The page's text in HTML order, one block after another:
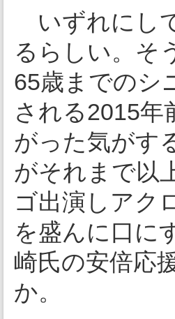
いずれにし
るらしい。そ
65歳までのシ
される2015年
がった気がす
がそれまで以
ゴ出演しアク
を盛んに口に
崎氏の安倍応
か。